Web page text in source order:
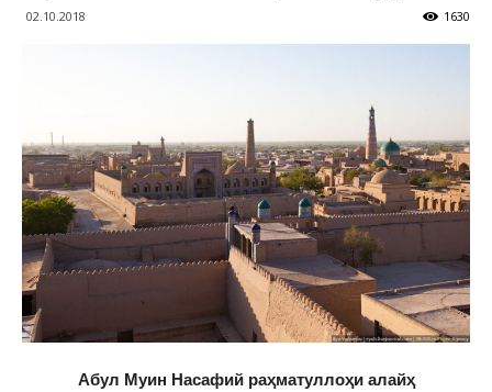
02.10.2018 1630
Абул Муин Насафий раҳматуллоҳи алайҳ